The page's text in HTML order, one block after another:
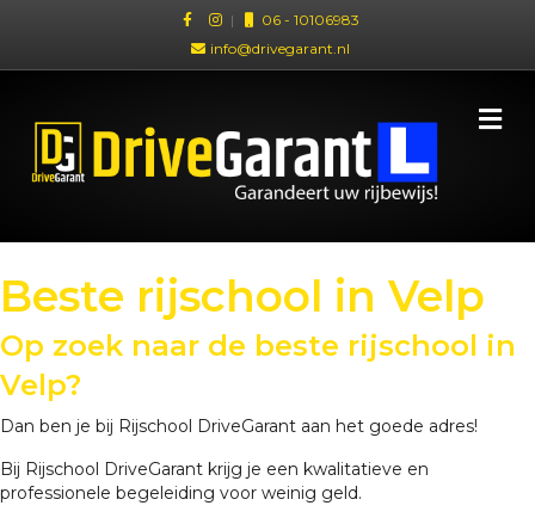
|
06 - 10106983
info@drivegarant.nl
Beste rijschool in Velp
Op zoek naar de beste rijschool in
Velp?
Dan ben je bij Rijschool DriveGarant aan het goede adres!
Bij Rijschool DriveGarant krijg je een kwalitatieve en
professionele begeleiding voor weinig geld.